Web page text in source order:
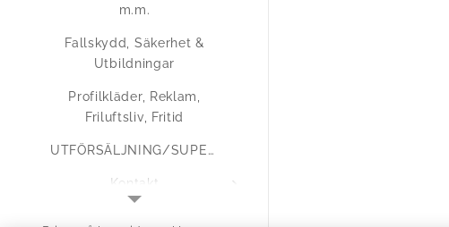
m.m.
Fallskydd, Säkerhet &
Utbildningar
Profilkläder, Reklam,
Friluftsliv, Fritid
UTFÖRSÄLJNING/SUPERERBJUDANDEN
Kontakt